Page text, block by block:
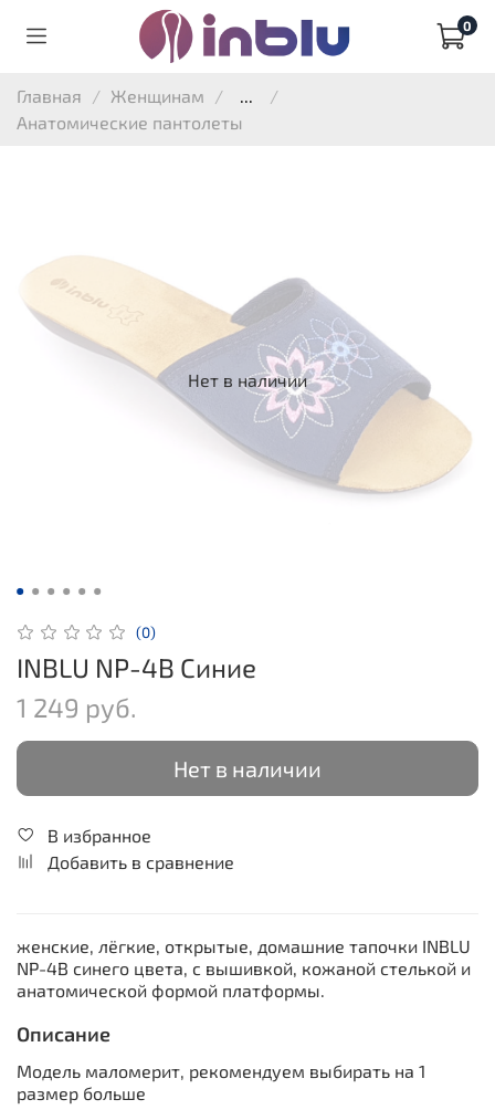
0
Главная Женщинам
...
Анатомические пантолеты
Нет в наличии
(0)
INBLU NP-4B Синие
1 249 руб.
Нет в наличии
В избранное
Добавить в сравнение
женские, лёгкие, открытые, домашние тапочки INBLU
NP-4B синего цвета, c вышивкой, кожаной стелькой и
анатомической формой платформы.
Описание
Модель маломерит, рекомендуем выбирать на 1
размер больше